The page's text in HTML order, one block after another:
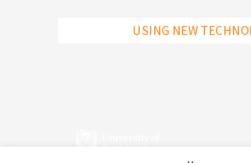
USING NEW